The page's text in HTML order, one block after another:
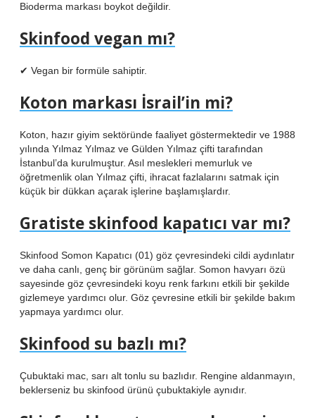
Bioderma markası boykot değildir.
Skinfood vegan mı?
✔ Vegan bir formüle sahiptir.
Koton markası İsrail’in mi?
Koton, hazır giyim sektöründe faaliyet göstermektedir ve 1988
yılında Yılmaz Yılmaz ve Gülden Yılmaz çifti tarafından
İstanbul’da kurulmuştur. Asıl meslekleri memurluk ve
öğretmenlik olan Yılmaz çifti, ihracat fazlalarını satmak için
küçük bir dükkan açarak işlerine başlamışlardır.
Gratiste skinfood kapatıcı var mı?
Skinfood Somon Kapatıcı (01) göz çevresindeki cildi aydınlatır
ve daha canlı, genç bir görünüm sağlar. Somon havyarı özü
sayesinde göz çevresindeki koyu renk farkını etkili bir şekilde
gizlemeye yardımcı olur. Göz çevresine etkili bir şekilde bakım
yapmaya yardımcı olur.
Skinfood su bazlı mı?
Çubuktaki mac, sarı alt tonlu su bazlıdır. Rengine aldanmayın,
beklerseniz bu skinfood ürünü çubuktakiyle aynıdır.